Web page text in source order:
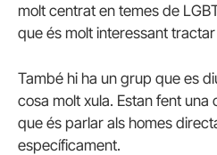
molt centrat en temes de
que és molt interessant
També hi ha un grup que es
cosa molt xula. Estan fent una
que és parlar als homes
específicament.